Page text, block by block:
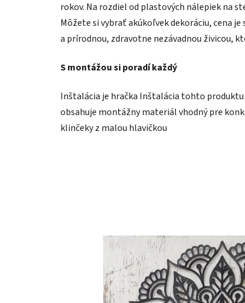
rokov. Na rozdiel od plastových nálepiek na
Môžete si vybrať akúkoľvek dekoráciu, cena
a prírodnou, zdravotne nezávadnou živicou,
S montážou si poradí každý
Inštalácia je hračka Inštalácia tohto produktu
obsahuje montážny materiál vhodný pre
klinčeky z malou hlavičkou